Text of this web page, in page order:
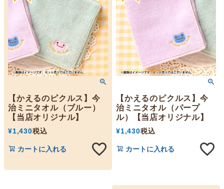
【かえるのピクルス】今
治ミニタオル（ブルー）
【当店オリジナル】
¥1,430税込
カートに入れる
【かえるのピクルス】今
治ミニタオル（パープ
ル）【当店オリジナル】
¥1,430税込
カートに入れる